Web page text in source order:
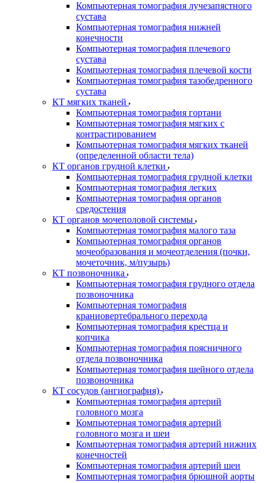
Компьютерная томография лучезапястного
сустава
Компьютерная томография нижней
конечности
Компьютерная томография плечевого
сустава
Компьютерная томография плечевой кости
Компьютерная томография тазобедренного
сустава
КТ мягких тканей
Компьютерная томография гортани
Компьютерная томография мягких с
контрастированием
Компьютерная томография мягких тканей
(определенной области тела)
КТ органов грудной клетки
Компьютерная томография грудной клетки
Компьютерная томография легких
Компьютерная томография органов
средостения
КТ органов мочеполовой системы
Компьютерная томография малого таза
Компьютерная томография органов
мочеобразования и мочеотделения (почки,
мочеточник, м/пузырь)
КТ позвоночника
Компьютерная томография грудного отдела
позвоночника
Компьютерная томография
краниовертебрального перехода
Компьютерная томография крестца и
копчика
Компьютерная томография поясничного
отдела позвоночника
Компьютерная томография шейного отдела
позвоночника
КТ сосудов (ангиография)
Компьютерная томография артерий
головного мозга
Компьютерная томография артерий
головного мозга и шеи
Компьютерная томография артерий нижних
конечностей
Компьютерная томография артерий шеи
Компьютерная томография брюшной аорты